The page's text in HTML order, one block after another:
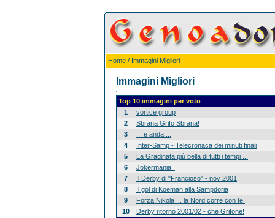
Home / Immagini Migliori
Immagini Migliori
Top 10 immagini per voto
1
vortice group
2
Sbrana Grifo Sbrana!
3
... e anda ...
4
Inter-Samp - Telecronaca dei minuti finali
5
La Gradinata più bella di tutti i tempi ...
6
Jokermania!!
7
Il Derby di "Francioso" - nov 2001
8
Il gol di Koeman alla Sampdoria
9
Forza Nikola ... la Nord corre con te!
10
Derby ritorno 2001/02 - che Grifone!